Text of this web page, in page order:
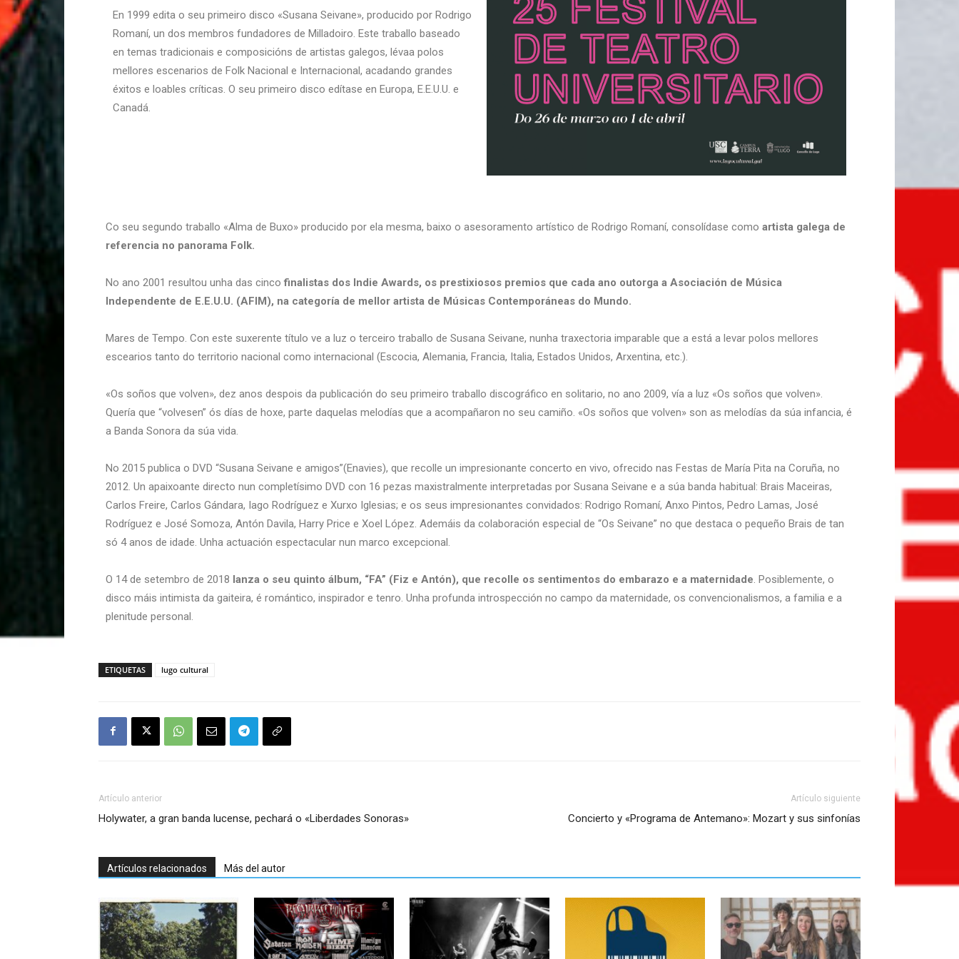
En 1999 edita o seu primeiro disco «Susana Seivane», producido por Rodrigo
Romaní, un dos membros fundadores de Milladoiro. Este traballo baseado
en temas tradicionais e composicións de artistas galegos, lévaa polos
mellores escenarios de Folk Nacional e Internacional, acadando grandes
éxitos e loables críticas. O seu primeiro disco edítase en Europa, E.E.U.U. e
Canadá.
Co seu segundo traballo «Alma de Buxo» producido por ela mesma, baixo o asesoramento artístico de Rodrigo Romaní, consolídase como artista galega de
referencia no panorama Folk.
No ano 2001 resultou unha das cincofinalistas dos Indie Awards, os prestixiosos premios que cada ano outorga a Asociación de Música
Independente de E.E.U.U. (AFIM), na categoría de mellor artista de Músicas Contemporáneas do Mundo.
Mares de Tempo. Con este suxerente título ve a luz o terceiro traballo de Susana Seivane, nunha traxectoria imparable que a está a levar polos mellores
escearios tanto do territorio nacional como internacional (Escocia, Alemania, Francia, Italia, Estados Unidos, Arxentina, etc.).
«Os soños que volven», dez anos despois da publicación do seu primeiro traballo discográfico en solitario, no ano 2009, vía a luz «Os soños que volven».
Quería que “volvesen” ós días de hoxe, parte daquelas melodías que a acompañaron no seu camiño. «Os soños que volven» son as melodías da súa infancia, é
a Banda Sonora da súa vida.
No 2015 publica o DVD “Susana Seivane e amigos”(Enavies), que recolle un impresionante concerto en vivo, ofrecido nas Festas de María Pita na Coruña, no
2012. Un apaixoante directo nun completísimo DVD con 16 pezas maxistralmente interpretadas por Susana Seivane e a súa banda habitual: Brais Maceiras,
Carlos Freire, Carlos Gándara, Iago Rodríguez e Xurxo Iglesias; e os seus impresionantes convidados: Rodrigo Romaní, Anxo Pintos, Pedro Lamas, José
Rodríguez e José Somoza, Antón Davila, Harry Price e Xoel López. Ademáis da colaboración especial de “Os Seivane” no que destaca o pequeño Brais de tan
só 4 anos de idade. Unha actuación espectacular nun marco excepcional.
O 14 de setembro de 2018 lanza o seu quinto álbum, “FA” (Fiz e Antón), que recolle os sentimentos do embarazo e a maternidade . Posiblemente, o
disco máis intimista da gaiteira, é romántico, inspirador e tenro. Unha profunda introspección no campo da maternidade, os convencionalismos, a familia e a
plenitude personal.
ETIQUETAS lugo cultural
Artículo anterior
Holywater, a gran banda lucense, pechará o «Liberdades Sonoras»
Artículo siguiente
Concierto y «Programa de Antemano»: Mozart y sus sinfonías
Artículos relacionados Más del autor